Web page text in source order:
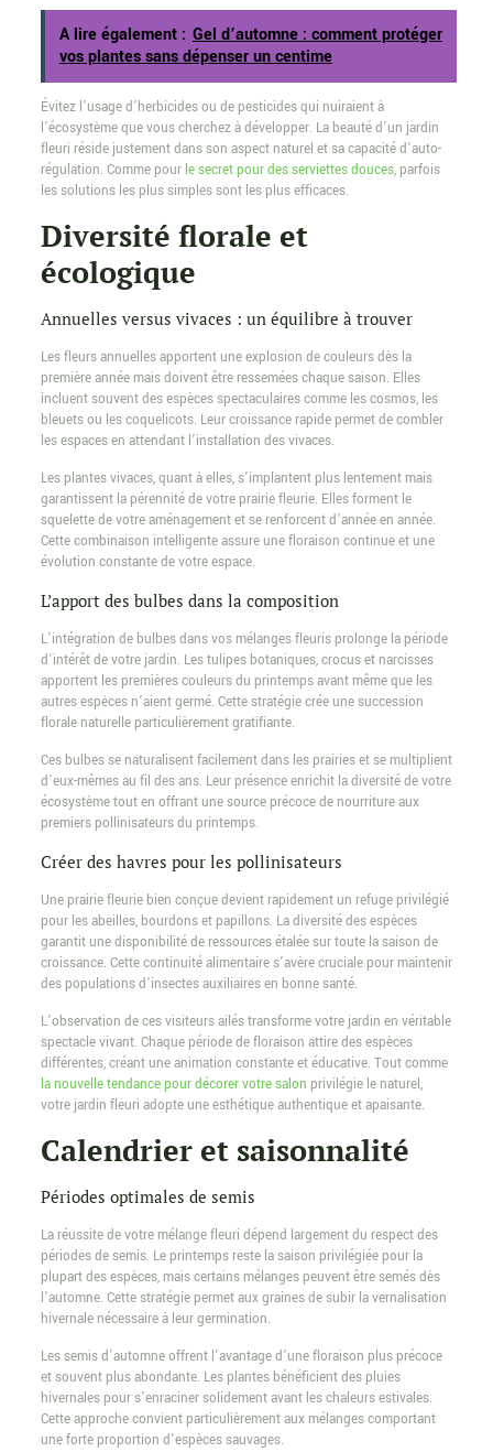
A lire également : Gel d’automne : comment protéger
vos plantes sans dépenser un centime
Évitez l’usage d’herbicides ou de pesticides qui nuiraient à
l’écosystème que vous cherchez à développer. La beauté d’un jardin
fleuri réside justement dans son aspect naturel et sa capacité d’auto-
régulation. Comme pour le secret pour des serviettes douces, parfois
les solutions les plus simples sont les plus efficaces.
Diversité florale et
écologique
Annuelles versus vivaces : un équilibre à trouver
Les fleurs annuelles apportent une explosion de couleurs dès la
première année mais doivent être ressemées chaque saison. Elles
incluent souvent des espèces spectaculaires comme les cosmos, les
bleuets ou les coquelicots. Leur croissance rapide permet de combler
les espaces en attendant l’installation des vivaces.
Les plantes vivaces, quant à elles, s’implantent plus lentement mais
garantissent la pérennité de votre prairie fleurie. Elles forment le
squelette de votre aménagement et se renforcent d’année en année.
Cette combinaison intelligente assure une floraison continue et une
évolution constante de votre espace.
L’apport des bulbes dans la composition
L’intégration de bulbes dans vos mélanges fleuris prolonge la période
d’intérêt de votre jardin. Les tulipes botaniques, crocus et narcisses
apportent les premières couleurs du printemps avant même que les
autres espèces n’aient germé. Cette stratégie crée une succession
florale naturelle particulièrement gratifiante.
Ces bulbes se naturalisent facilement dans les prairies et se multiplient
d’eux-mêmes au fil des ans. Leur présence enrichit la diversité de votre
écosystème tout en offrant une source précoce de nourriture aux
premiers pollinisateurs du printemps.
Créer des havres pour les pollinisateurs
Une prairie fleurie bien conçue devient rapidement un refuge privilégié
pour les abeilles, bourdons et papillons. La diversité des espèces
garantit une disponibilité de ressources étalée sur toute la saison de
croissance. Cette continuité alimentaire s’avère cruciale pour maintenir
des populations d’insectes auxiliaires en bonne santé.
L’observation de ces visiteurs ailés transforme votre jardin en véritable
spectacle vivant. Chaque période de floraison attire des espèces
différentes, créant une animation constante et éducative. Tout comme
la nouvelle tendance pour décorer votre salon privilégie le naturel,
votre jardin fleuri adopte une esthétique authentique et apaisante.
Calendrier et saisonnalité
Périodes optimales de semis
La réussite de votre mélange fleuri dépend largement du respect des
périodes de semis. Le printemps reste la saison privilégiée pour la
plupart des espèces, mais certains mélanges peuvent être semés dès
l’automne. Cette stratégie permet aux graines de subir la vernalisation
hivernale nécessaire à leur germination.
Les semis d’automne offrent l’avantage d’une floraison plus précoce
et souvent plus abondante. Les plantes bénéficient des pluies
hivernales pour s’enraciner solidement avant les chaleurs estivales.
Cette approche convient particulièrement aux mélanges comportant
une forte proportion d’espèces sauvages.